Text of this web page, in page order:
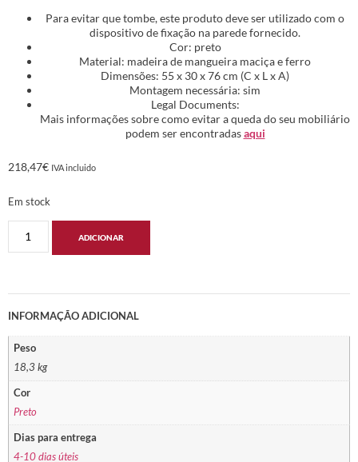
Para evitar que tombe, este produto deve ser utilizado com o
dispositivo de fixação na parede fornecido.
Cor: preto
Material: madeira de mangueira maciça e ferro
Dimensões: 55 x 30 x 76 cm (C x L x A)
Montagem necessária: sim
Legal Documents:
Mais informações sobre como evitar a queda do seu mobiliário
podem ser encontradasaqui
218,47€ IVA incluido
Em stock
ADICIONAR
INFORMAÇÃO ADICIONAL
Peso
18,3 kg
Cor
Preto
Dias para entrega
4-10 dias úteis